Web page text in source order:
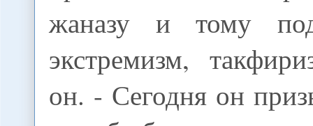
жаназу и тому
экстремизм,
он. - Сегодня он